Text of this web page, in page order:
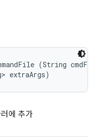
(String
extraArgs)
에 추가